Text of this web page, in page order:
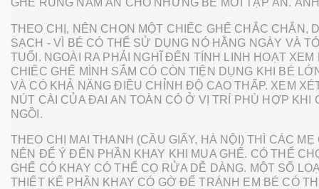
GHẾ RUNG NẰM ĂN CHO NHỮNG BÉ MỚI TẬP ĂN.
THEO CHỊ, NÊN CHỌN MỘT CHIẾC GHẾ CHẮC CHẮN,
SẠCH - VÌ BÉ CÓ THỂ SỬ DỤNG NÓ HẰNG NGÀY VÀ
TUỔI. NGOÀI RA PHẢI NGHĨ ĐẾN TÍNH LINH HOẠT XEM
CHIẾC GHẾ MÌNH SẮM CÓ CÒN TIỆN DỤNG KHI BÉ
VÀ CÓ KHẢ NĂNG ĐIỀU CHỈNH ĐỘ CAO THẤP. XEM
NÚT CÀI CỦA ĐAI AN TOÀN CÓ Ở VỊ TRÍ PHÙ HỢP KHI
NGỒI.
THEO CHỊ MAI THANH (CẦU GIẤY, HÀ NỘI) THÌ CÁC MẸ
NÊN ĐỂ Ý ĐẾN PHẦN KHAY KHI MUA GHẾ. CÓ THỂ
GHẾ CÓ KHAY CÓ THỂ CỌ RỬA DỄ DÀNG. MỘT SỐ
THIẾT KẾ PHẦN KHAY CÓ GỜ ĐỂ TRÁNH EM BÉ CÓ